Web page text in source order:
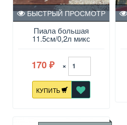
Пиала большая
11.5см/0,2л микс
БЫСТРЫЙ ПРОСМОТР
170 ₽ ×
КУПИТЬ